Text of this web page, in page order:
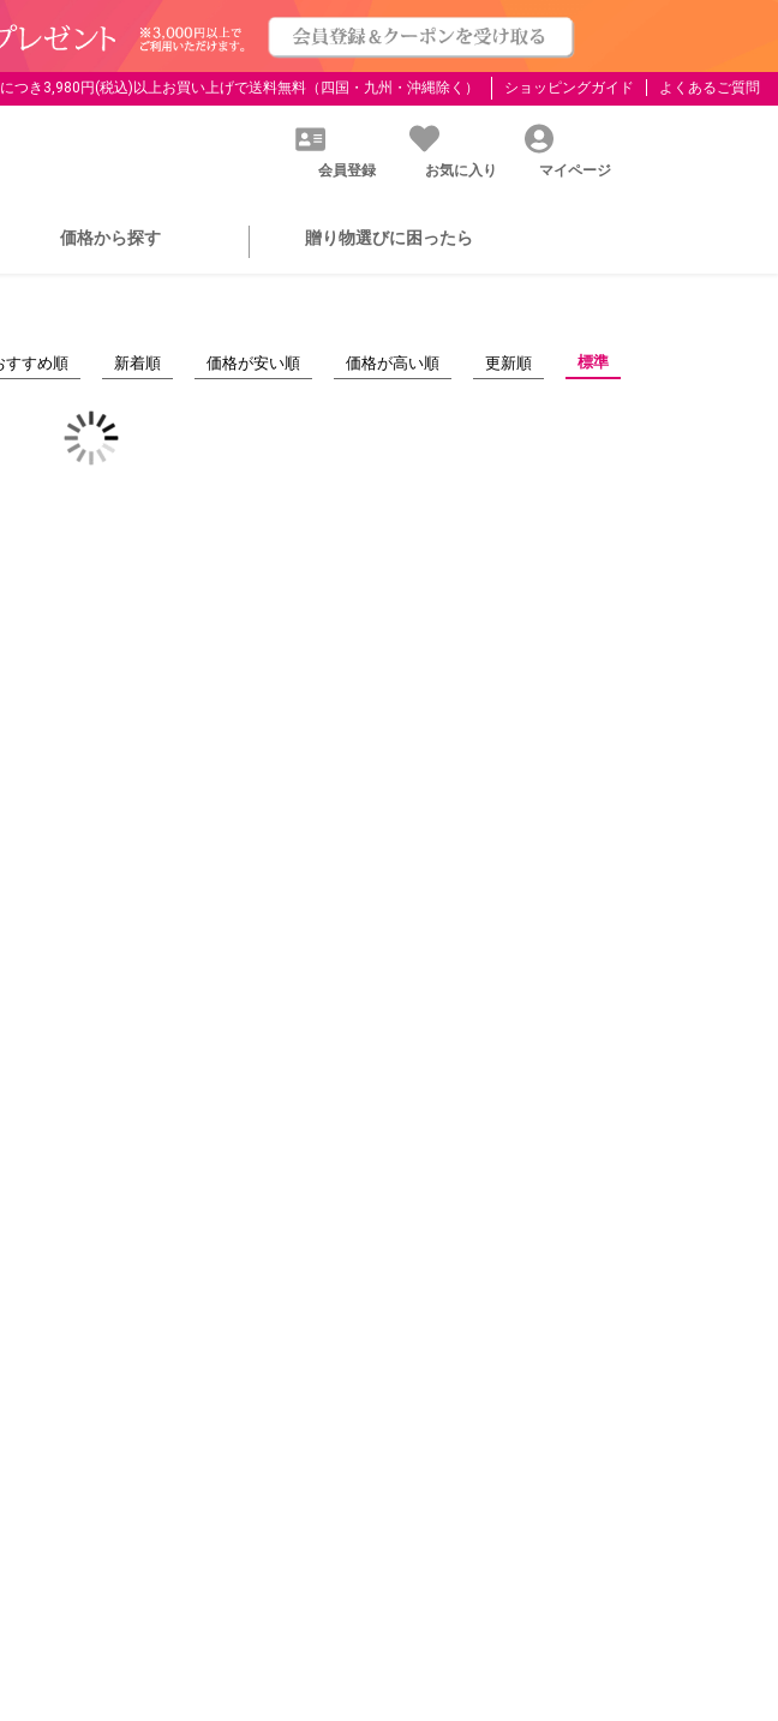
つき3,980円(税込)以上お買い上げで送料無料 （四国・九州・沖縄除く） ショッピングガイド よくあるご質問
会員登録 お気に入り マイページ
価格から探す 贈り物選びに困ったら
すすめ順 新着順 価格が安い順 価格が高い順 更新順 標準